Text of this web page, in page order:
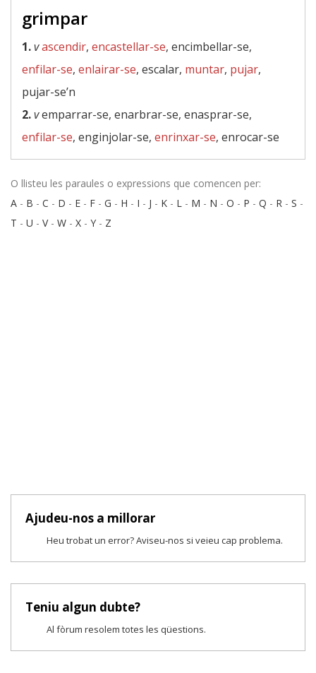
grimpar
1.vascendir, encastellar-se, encimbellar-se,
enfilar-se, enlairar-se, escalar, muntar, pujar,
pujar-se’n
2.vemparrar-se, enarbrar-se, enasprar-se,
enfilar-se, enginjolar-se, enrinxar-se, enrocar-se
O llisteu les paraules o expressions que comencen per:
A - B - C - D - E - F - G - H - I - J - K - L - M - N - O - P - Q - R - S -
T - U - V- W - X - Y - Z
Ajudeu-nos a millorar
Heu trobat un error? Aviseu-nos si veieu cap problema.
Teniu algun dubte?
Al fòrum resolem totes les qüestions.